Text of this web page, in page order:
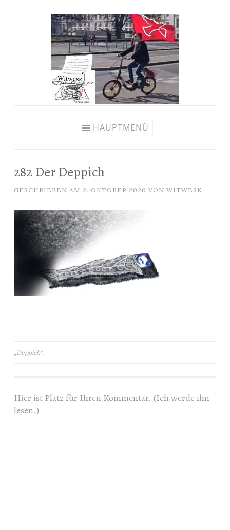
HAUPTMENÜ
282 Der Deppich
GESCHRIEBEN AM 2. OKTOBER 2020 VON WITWESK
Beitragsnavigation
„Deppich“,
Hier ist Platz für Ihren Kommentar. (Ich werde ihn
lesen.)